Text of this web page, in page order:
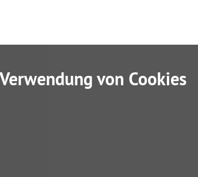
von Cookies